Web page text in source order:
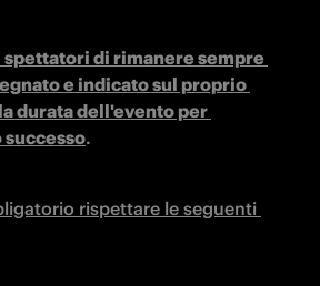
di rimanere sempre
e indicato sul proprio
durata dell'evento per
.
rispettare le seguenti